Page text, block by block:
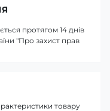
протягом 14 днів
"Про захист прав
товару